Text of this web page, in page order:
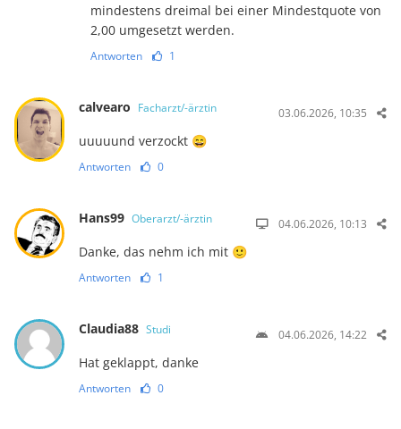
mindestens dreimal bei einer Mindestquote von
2,00 umgesetzt werden.
Antworten 1
calvearo Facharzt/-ärztin 03.06.2026, 10:35
uuuuund verzockt 😄
Antworten 0
Hans99 Oberarzt/-ärztin 04.06.2026, 10:13
Danke, das nehm ich mit 🙂
Antworten 1
Claudia88 Studi 04.06.2026, 14:22
Hat geklappt, danke
Antworten 0